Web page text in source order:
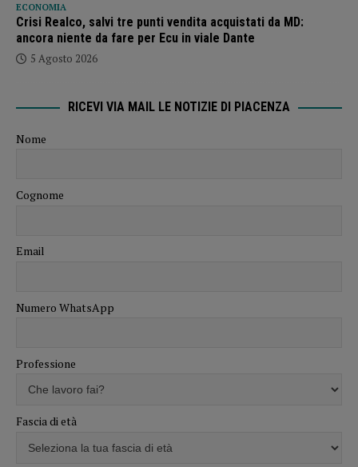
ECONOMIA
Crisi Realco, salvi tre punti vendita acquistati da MD:
ancora niente da fare per Ecu in viale Dante
5 Agosto 2026
RICEVI VIA MAIL LE NOTIZIE DI PIACENZA
Nome
Cognome
Email
Numero WhatsApp
Professione
Fascia di età